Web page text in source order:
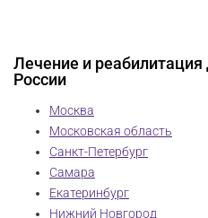
Лечение и реабилитация
России
Москва
Московская область
Санкт-Петербург
Самара
Екатеринбург
Нижний Новгород